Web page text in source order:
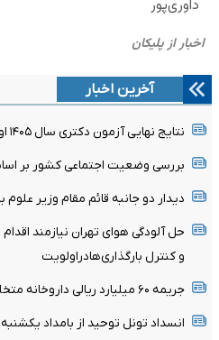
آخرین اخبار
نتایج نهایی آزمون دکتری سال ۱۴۰۵ اواخر مرداد ماه اعلام می شود
بررسی وضعیت اجتماعی کشور بر اساس ۷۴
دیدار دو جانبه قائم مقام وزیر
حل آلودگی هوای تهران نیازمند
و کنترل بارگذاری‌هادراولویت
جریمه ۶۰ میلیارد ریالی داروخانه متخلف
انسداد تونل توحید از بامداد یکشنبه